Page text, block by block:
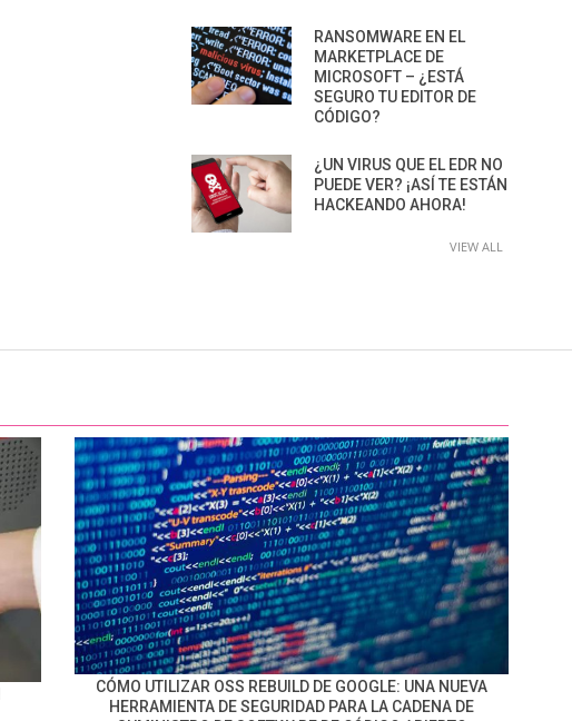
RANSOMWARE EN EL
MARKETPLACE DE
MICROSOFT – ¿ESTÁ
SEGURO TU EDITOR DE
CÓDIGO?
¿UN VIRUS QUE EL EDR NO
PUEDE VER? ¡ASÍ TE ESTÁN
HACKEANDO AHORA!
VIEW ALL
CÓMO UTILIZAR OSS REBUILD DE GOOGLE: UNA NUEVA
HERRAMIENTA DE SEGURIDAD PARA LA CADENA DE